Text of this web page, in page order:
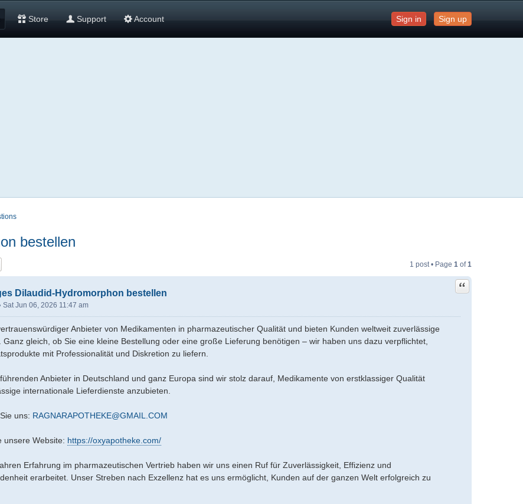
Store Support Account Sign up
Sign in
bestellen
1 post • Page 1 of1
Dilaudid-Hydromorphon bestellen
Quote
Sat Jun 06, 2026 11:47 am
Anbieter von Medikamenten in pharmazeutischer Qualität und bieten Kunden weltweit zuverlässige
Ganz gleich, ob Sie eine kleine Bestellung oder eine große Lieferung benötigen – wir haben uns dazu verpflichtet,
mit Professionalität und Diskretion zu liefern.
Anbieter in Deutschland und ganz Europa sind wir stolz darauf, Medikamente von erstklassiger Qualität
internationale Lieferdienste anzubieten.
uns: RAGNARAPOTHEKE@GMAIL.COM
unsere Website: https://oxyapotheke.com/
Erfahrung im pharmazeutischen Vertrieb haben wir uns einen Ruf für Zuverlässigkeit, Effizienz und
erarbeitet. Unser Streben nach Exzellenz hat es uns ermöglicht, Kunden auf der ganzen Welt erfolgreich zu